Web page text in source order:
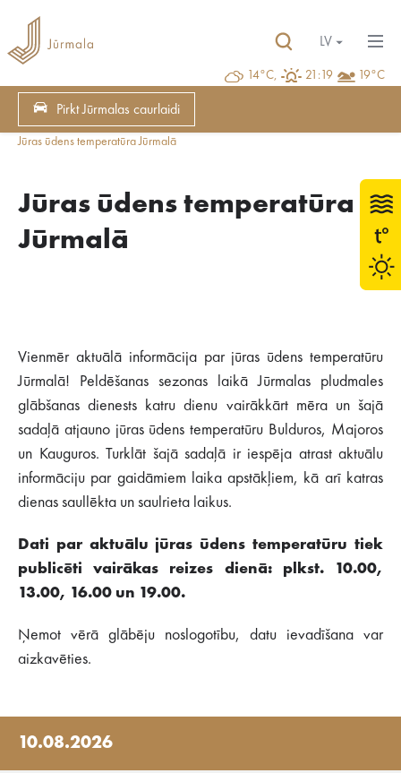
14°C, 21:19 19°C
LV
Pirkt Jūrmalas caurlaidi
Jūras ūdens temperatūra Jūrmalā
Jūras ūdens temperatūra
Jūrmalā
Vienmēr aktuālā informācija par jūras ūdens temperatūru
Jūrmalā! Peldēšanas sezonas laikā Jūrmalas pludmales
glābšanas dienests katru dienu vairākkārt mēra un šajā
sadaļā atjauno jūras ūdens temperatūru Bulduros, Majoros
un Kauguros. Turklāt šajā sadaļā ir iespēja atrast aktuālu
informāciju par gaidāmiem laika apstākļiem, kā arī katras
dienas saullēkta un saulrieta laikus.
Dati par aktuālu jūras ūdens temperatūru tiek
publicēti vairākas reizes dienā: plkst. 10.00,
13.00, 16.00 un 19.00.
Ņemot vērā glābēju noslogotību, datu ievadīšana var
aizkavēties.
10.08.2026